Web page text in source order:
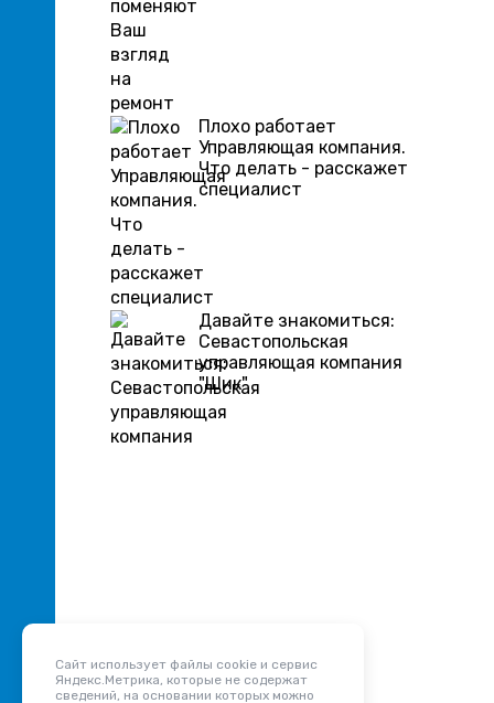
Плохо работает
Управляющая компания.
Что делать - расскажет
специалист
Давайте знакомиться:
Севастопольская
управляющая компания
"Шик"
Сайт использует файлы cookie и сервис
Яндекс.Метрика, которые не содержат
сведений, на основании которых можно